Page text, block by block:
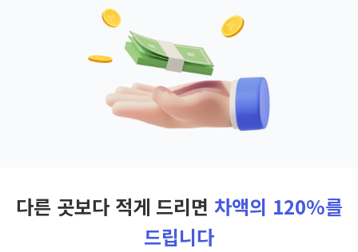
다른 곳보다 적게 드리면 차액의 120%를
드립니다